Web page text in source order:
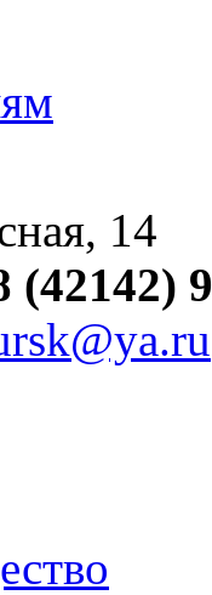
14
(42142)